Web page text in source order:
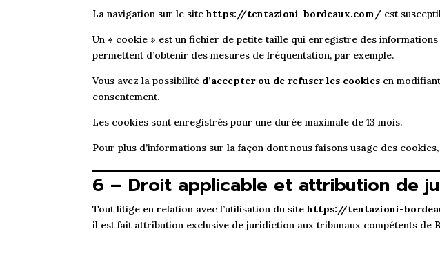
La navigation sur le sitehttps://tentazioni-bordeaux.com/ est
Un « cookie » est un fichier de petite taille qui enregistre des
permettent d’obtenir des mesures de fréquentation, par exemple.
Vous avez la possibilité d’accepter ou de refuser les cookies en
consentement.
Les cookies sont enregistrés pour une durée maximale de 13 mois.
Pour plus d’informations sur la façon dont nous faisons usage des
6 – Droit applicable et attribution de
Tout litige en relation avec l’utilisation du sitehttps://tentazioni-
il est fait attribution exclusive de juridiction aux tribunaux compétents de